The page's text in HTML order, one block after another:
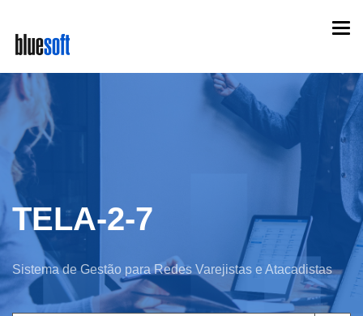
main
content
TELA-2-7
Sistema de Gestão para Redes Varejistas e Atacadistas